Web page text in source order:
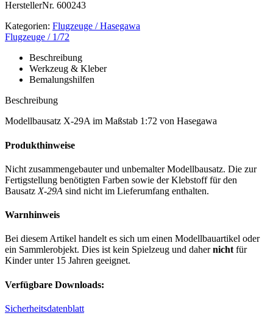
HerstellerNr. 600243
Kategorien: Flugzeuge / Hasegawa
Flugzeuge / 1/72
Beschreibung
Werkzeug & Kleber
Bemalungshilfen
Beschreibung
Modellbausatz X-29A im Maßstab 1:72 von Hasegawa
Produkthinweise
Nicht zusammengebauter und unbemalter Modellbausatz. Die zur
Fertigstellung benötigten Farben sowie der Klebstoff für den
Bausatz X-29A sind nicht im Lieferumfang enthalten.
Warnhinweis
Bei diesem Artikel handelt es sich um einen Modellbauartikel oder
ein Sammlerobjekt. Dies ist kein Spielzeug und dahernicht für
Kinder unter 15 Jahren geeignet.
Verfügbare Downloads:
Sicherheitsdatenblatt